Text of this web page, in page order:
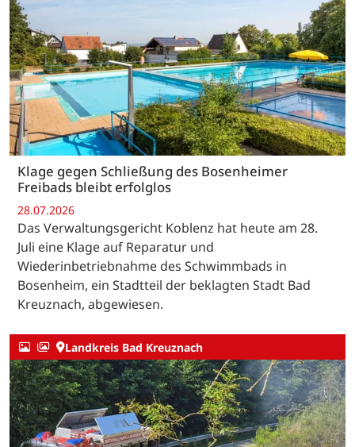
Klage gegen Schließung des Bosenheimer
Freibads bleibt erfolglos
28.07.2026
Das Verwaltungsgericht Koblenz hat heute am 28.
Juli eine Klage auf Reparatur und
Wiederinbetriebnahme des Schwimmbads in
Bosenheim, ein Stadtteil der beklagten Stadt Bad
Kreuznach, abgewiesen.
Landkreis Bad Kreuznach